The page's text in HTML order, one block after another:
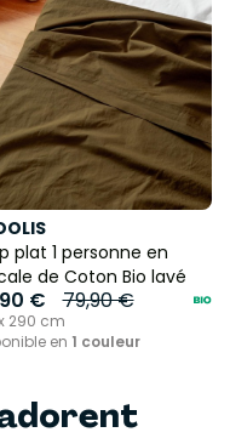
plat 1 personne en
de Coton Bio lavé
€ 79,90 €
290 cm
en 1 couleur